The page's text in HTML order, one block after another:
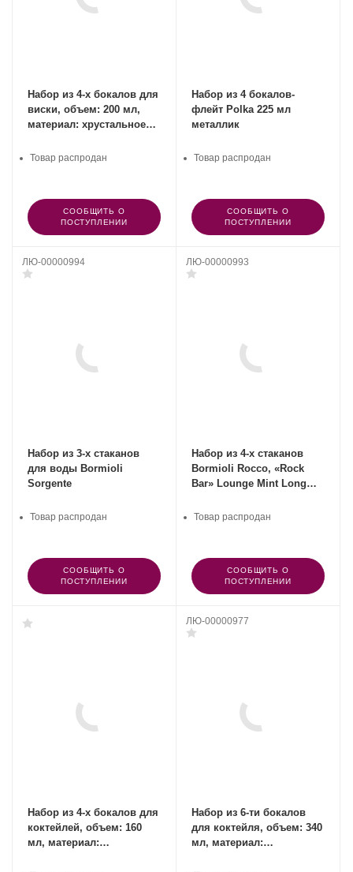
Набор из 4-х бокалов для
виски, объем: 200 мл,
материал: хрустальное
SPIEGELAU, Германия
Товар распродан
СООБЩИТЬ О
ПОСТУПЛЕНИИ
Набор из 4 бокалов-
флейт Polka 225 мл
металлик
Товар распродан
СООБЩИТЬ О
ПОСТУПЛЕНИИ
ЛЮ-00000994
Набор из 3-х стаканов
для воды Bormioli
Sorgente
Товар распродан
СООБЩИТЬ О
ПОСТУПЛЕНИИ
ЛЮ-00000993
Набор из 4-х стаканов
Bormioli Rocco, «Rock
Bar» Lounge Mint Long
Товар распродан
СООБЩИТЬ О
ПОСТУПЛЕНИИ
Набор из 4-х бокалов для
коктейлей, объем: 160
мл, материал:
ЛЮ-00000977
Набор из 6-ти бокалов
для коктейля, объем: 340
мл, материал: